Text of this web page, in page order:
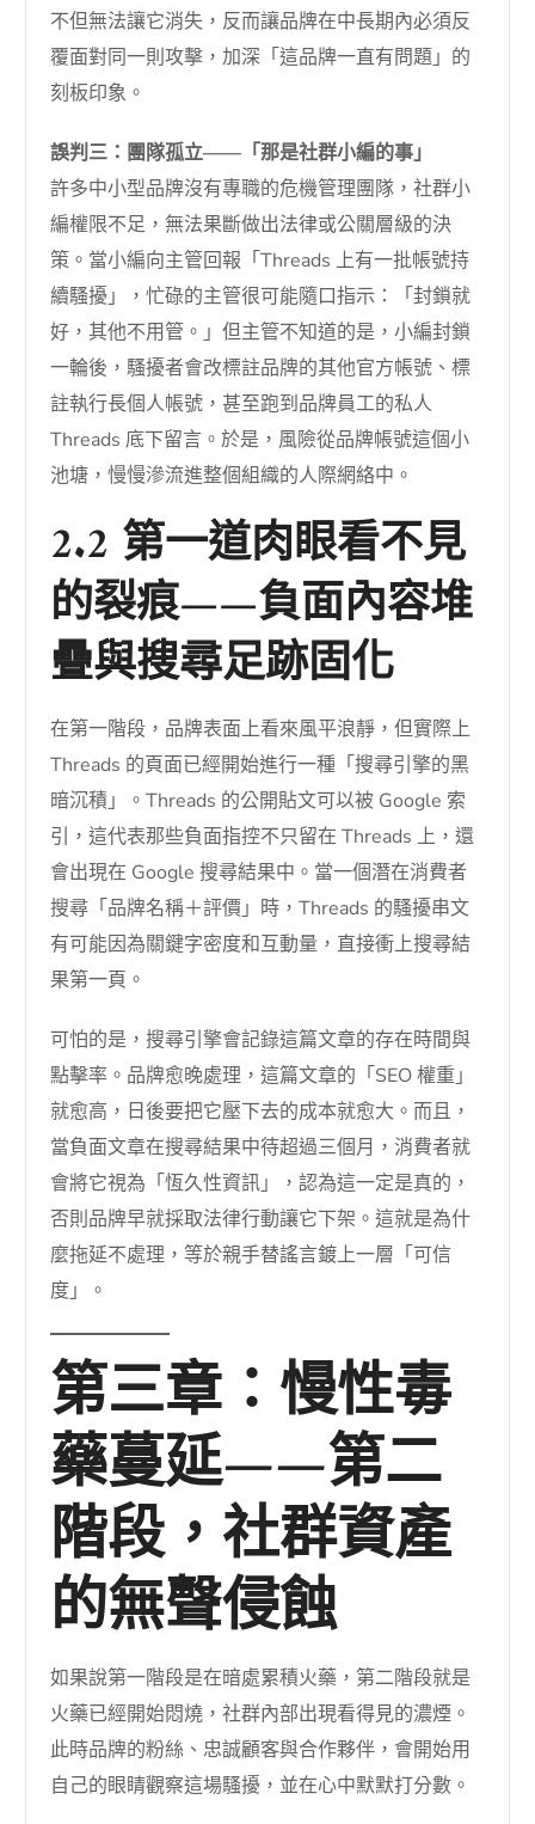
不但無法讓它消失，反而讓品牌在中長期內必須反
覆面對同一則攻擊，加深「這品牌一直有問題」的
刻板印象。
誤判三：團隊孤立——「那是社群小編的事」
許多中小型品牌沒有專職的危機管理團隊，社群小
編權限不足，無法果斷做出法律或公關層級的決
策。當小編向主管回報「Threads 上有一批帳號持
續騷擾」，忙碌的主管很可能隨口指示：「封鎖就
好，其他不用管。」但主管不知道的是，小編封鎖
一輪後，騷擾者會改標註品牌的其他官方帳號、標
註執行長個人帳號，甚至跑到品牌員工的私人
Threads 底下留言。於是，風險從品牌帳號這個小
池塘，慢慢滲流進整個組織的人際網絡中。
2.2 第一道肉眼看不見
的裂痕——負面內容堆
疊與搜尋足跡固化
在第一階段，品牌表面上看來風平浪靜，但實際上
Threads 的頁面已經開始進行一種「搜尋引擎的黑
暗沉積」。Threads 的公開貼文可以被 Google 索
引，這代表那些負面指控不只留在 Threads 上，還
會出現在 Google 搜尋結果中。當一個潛在消費者
搜尋「品牌名稱＋評價」時，Threads 的騷擾串文
有可能因為關鍵字密度和互動量，直接衝上搜尋結
果第一頁。
可怕的是，搜尋引擎會記錄這篇文章的存在時間與
點擊率。品牌愈晚處理，這篇文章的「SEO 權重」
就愈高，日後要把它壓下去的成本就愈大。而且，
當負面文章在搜尋結果中待超過三個月，消費者就
會將它視為「恆久性資訊」，認為這一定是真的，
否則品牌早就採取法律行動讓它下架。這就是為什
麼拖延不處理，等於親手替謠言鍍上一層「可信
度」。
第三章：慢性毒
藥蔓延——第二
階段，社群資產
的無聲侵蝕
如果說第一階段是在暗處累積火藥，第二階段就是
火藥已經開始悶燒，社群內部出現看得見的濃煙。
此時品牌的粉絲、忠誠顧客與合作夥伴，會開始用
自己的眼睛觀察這場騷擾，並在心中默默打分數。